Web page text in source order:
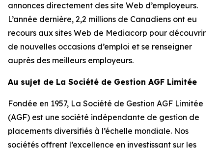
annonces directement des site Web d’employeurs.
L’année dernière, 2,2 millions de Canadiens ont eu
recours aux sites Web de Mediacorp pour découvrir
de nouvelles occasions d’emploi et se renseigner
auprès des meilleurs employeurs.
Au sujet de La Société de Gestion AGF Limitée
Fondée en 1957, La Société de Gestion AGF Limitée
(AGF) est une société indépendante de gestion de
placements diversifiés à l’échelle mondiale. Nos
sociétés offrent l’excellence en investissant sur les